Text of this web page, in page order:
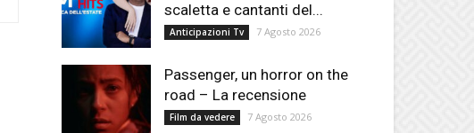
scaletta e cantanti del...
Anticipazioni Tv 7 Agosto 2026
Passenger, un horror on the
road – La recensione
Film da vedere 7 Agosto 2026